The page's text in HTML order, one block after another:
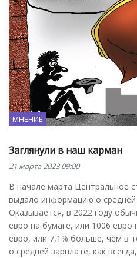
МНЕНИЕ
Заглянули в наш карман
21 марта 2023 09:00
В начале марта Центральное
выдало информацию о средней
Оказывается, в 2022 году
евро на бумаге, или 1006 евро
евро, или 7,1% больше, чем в
о средней зарплате, как